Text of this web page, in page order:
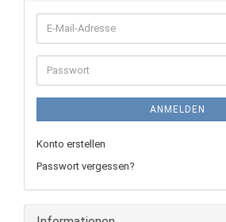
E-
Mail-
Adresse
Passwort
ANMELDEN
Konto erstellen
Passwort vergessen?